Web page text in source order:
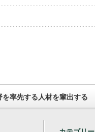
率先する人材を輩出する